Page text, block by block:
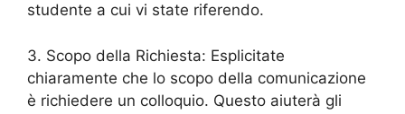
studente a cui vi state riferendo.
3. Scopo della Richiesta: Esplicitate
chiaramente che lo scopo della comunicazione
è richiedere un colloquio. Questo aiuterà gli